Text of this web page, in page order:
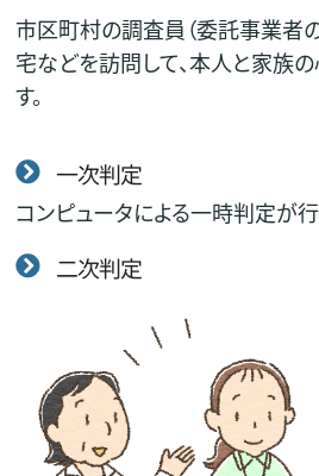
市区町村の調査員（委託事業者
宅などを訪問して、本人と家族
す。
一次判定
コンピュータによる一時判定が行
二次判定